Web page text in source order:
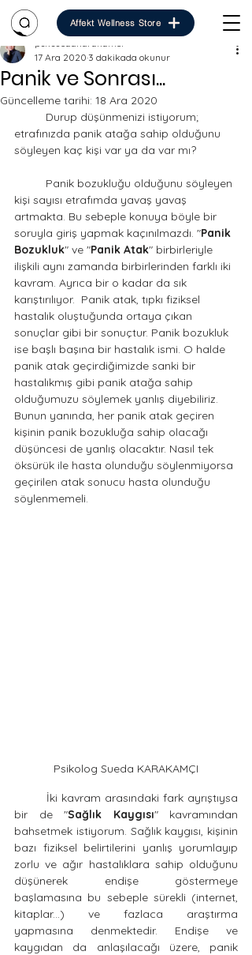
Affekt Wellness Store
Panik ve Sonrası...
psksuedakarakamci
17 Ara 2020 3 dakikada okunur
Güncelleme tarihi: 18 Ara 2020
etrafınızda panik atağa sahip olduğunu
söyleyen kaç kişi var ya da var mı?
kişi sayısı etrafımda yavaş yavaş
artmakta. Bu sebeple konuya böyle bir
soruyla giriş yapmak kaçınılmazdı. "Panik
Bozukluk" ve "Panik Atak" birbirleriyle
ilişkili aynı zamanda birbirlerinden farklı iki
kavram. Ayrıca bir o kadar da sık
karıştırılıyor.  Panik atak, tıpkı fiziksel
hastalık oluştuğunda ortaya çıkan
sonuçlar gibi bir sonuçtur. Panik bozukluk
ise başlı başına bir hastalık ismi. O halde
panik atak geçirdiğimizde sanki bir
hastalıkmış gibi panik atağa sahip
olduğumuzu söylemek yanlış diyebiliriz.
Bunun yanında, her panik atak geçiren
kişinin panik bozukluğa sahip olacağı
düşüncesi de yanlış olacaktır. Nasıl tek
öksürük ile hasta olunduğu söylenmiyorsa
geçirilen atak sonucu hasta olunduğu
söylenmemeli.
Psikolog Sueda KARAKAMÇI
bir de "Sağlık Kaygısı" kavramından
bahsetmek istiyorum. Sağlık kaygısı, kişinin
bazı fiziksel belirtilerini yanlış yorumlayıp
zorlu ve ağır hastalıklara sahip olduğunu
düşünerek endişe göstermeye
başlamasına bu sebeple sürekli (internet,
kitaplar...) ve fazlaca araştırma
yapmasına denmektedir. Endişe ve
kaygıdan da anlaşılacağı üzere, panik